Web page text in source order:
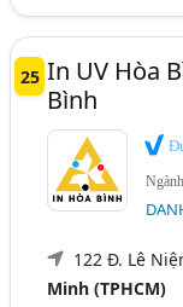
25 In UV Hòa
Bình
122 Đ. Lê
Minh (TPHCM)